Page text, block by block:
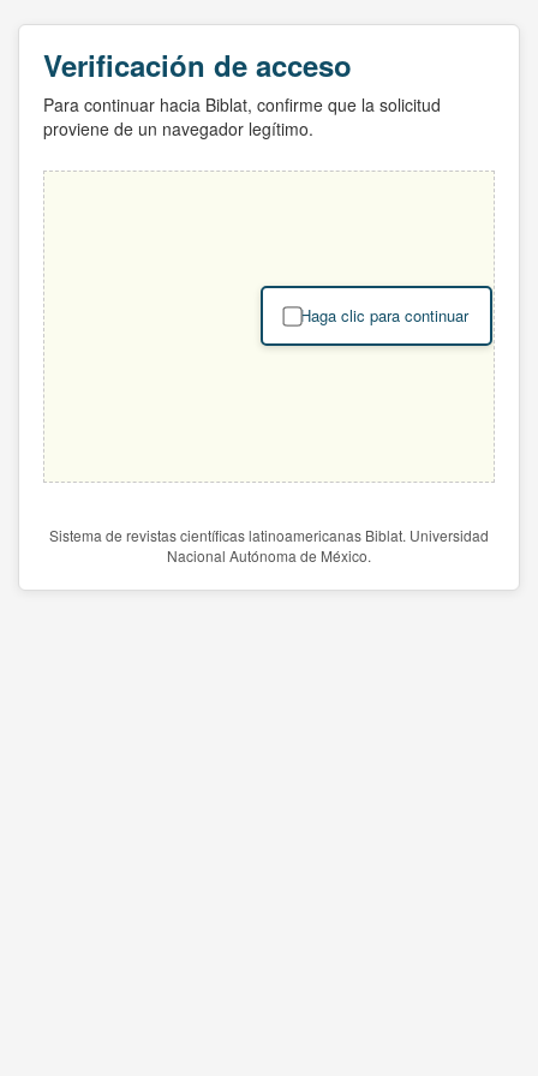
Verificación de acceso
Para continuar hacia Biblat, confirme que la solicitud
proviene de un navegador legítimo.
Haga clic para continuar
Sistema de revistas científicas latinoamericanas Biblat. Universidad
Nacional Autónoma de México.